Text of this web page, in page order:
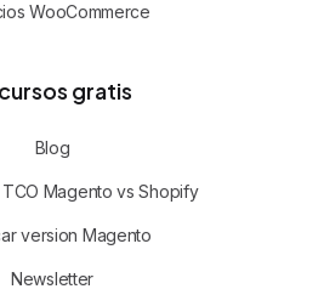
WooCommerce
gratis
Blog
Magento vs Shopify
version Magento
Newsletter